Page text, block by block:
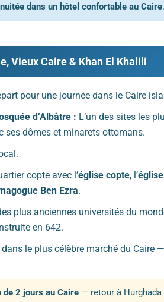
nuitée dans un hôtel confortable au Caire.
Vieux Caire & Khan El Khalili
pour une journée dans le Caire
d’Albâtre : L’un des sites les
ses dômes et minarets ottomans.
copte avec l’église copte, l’
Ben Ezra.
plus anciennes universités du
en 642.
dans le plus célèbre marché du Caire
2 jours au Caire — retour à